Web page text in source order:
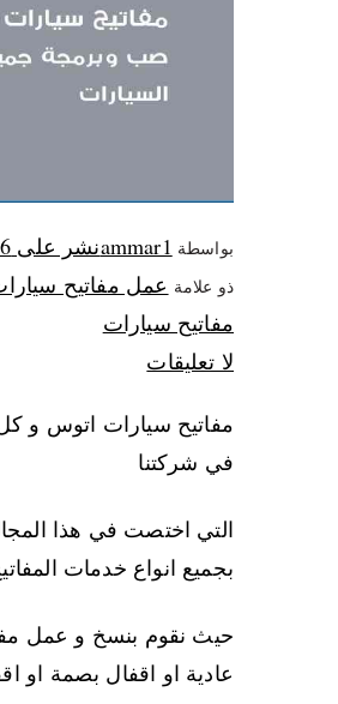
بواسطة ammar1نشر على 6 سبتمبر، 2020
ذو علامة عمل مفاتيح
مفاتيح سيارات
لا تعليقات
مفاتيح سيارات اتوس و كل
في شركتنا
التي اختصت في هذا
بجميع انواع خدمات
حيث نقوم بنسخ و عمل
عادية او اقفال بصمة او